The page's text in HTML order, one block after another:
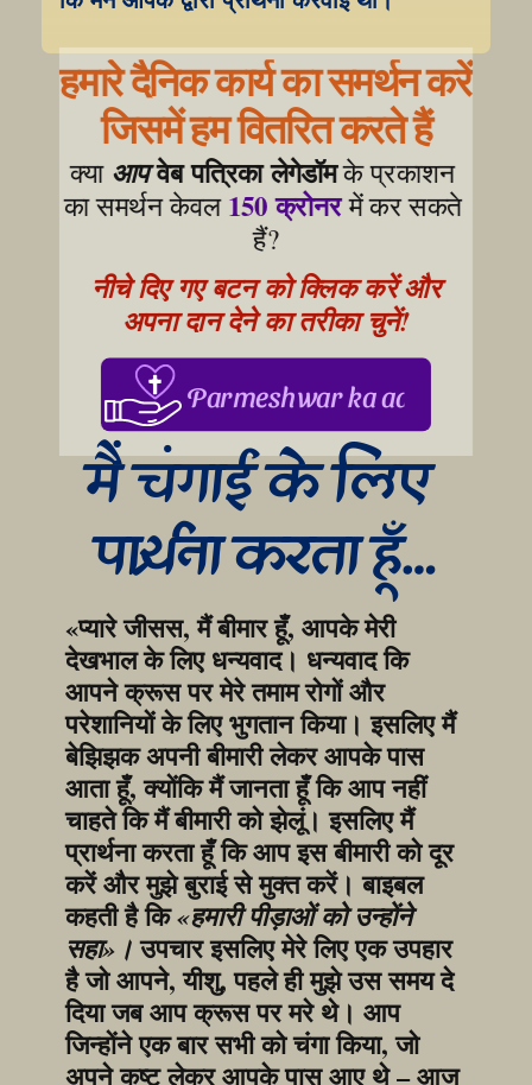
हमारे दैनिक कार्य का समर्थन करें
जिसमें हम वितरित करते हैं
क्या आपवेब पत्रिका लेगेडॉम के प्रकाशन
का समर्थन केवल 150 क्रोनर में कर सकते
हैं?
नीचे दिए गए बटन को क्लिक करें और
अपना दान देने का तरीका चुनें!
Parmeshwar ka aabhar,
मैं चंगाई के लिए
प्रार्थना करता हूँ…
«प्यारे जीसस, मैं बीमार हूँ, आपके मेरी
देखभाल के लिए धन्यवाद। धन्यवाद कि
आपने क्रूस पर मेरे तमाम रोगों और
परेशानियों के लिए भुगतान किया। इसलिए मैं
बेझिझक अपनी बीमारी लेकर आपके पास
आता हूँ, क्योंकि मैं जानता हूँ कि आप नहीं
चाहते कि मैं बीमारी को झेलूं। इसलिए मैं
प्रार्थना करता हूँ कि आप इस बीमारी को दूर
करें और मुझे बुराई से मुक्त करें। बाइबल
कहती है कि «हमारी पीड़ाओं को उन्होंने
सहा»। उपचार इसलिए मेरे लिए एक उपहार
है जो आपने, यीशु, पहले ही मुझे उस समय दे
दिया जब आप क्रूस पर मरे थे। आप
जिन्होंने एक बार सभी को चंगा किया, जो
अपने कष्ट लेकर आपके पास आए थे – आज